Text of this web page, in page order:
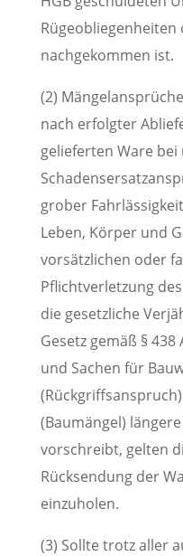
nachgekommen ist.
(2)
nach erfolgter
gelieferten Ware
grober
Leben, Körper und
vorsätzlichen oder
Pflichtverletzung
die gesetzliche
Gesetz gemäß § 438
und Sachen für
(Baumängel)
vorschreibt, gelten
Rücksendung der
einzuholen.
(3) Sollte trotz aller